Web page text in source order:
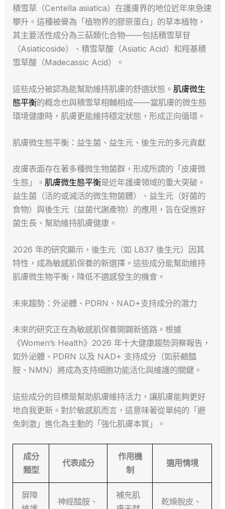
積雪草（Centella asiatica）在護膚界的地位近年來急速
攀升。這種被譽為「植物界的膠原蛋白」的草本植物，
其主要活性成分為三萜類化合物——包括積雪草苷
（Asiaticoside）、積雪草酸（Asiatic Acid）和羥基積
雪草酸（Madecassic Acid）。
這些成分被認為能幫助維持肌膚的舒適狀態。 肌膚微生
態平衡的概念也與積雪草相輔相成——當肌膚的微生態
環境健康時，肌膚更能維持穩定狀態，形成正向循環。
肌膚微生態平衡：益生菌、益生元、後生元的多元貢獻
皮膚表面存在著多種微生物菌群，形成所謂的「皮膚微
生態」。 肌膚微生態平衡是近年護膚領域的重大突破。
益生菌（活的或滅活的微生物菌體）、益生元（好菌的
食物）與後生元（益菌代謝產物）的應用，旨在促進好
菌生長、幫助維持肌膚健康。
2026 年的研究顯示，後生元（如 LB37 後生元）因其
特性，成為敏感肌保養的新選擇。這些成分能幫助維持
肌膚微生物平衡，降低不適感發生的機會。
未來趨勢：外泌體、PDRN、NAD+支持成分的潛力
未來的研究正在為敏感肌保養開闢新道路。根據
《Women’s Health》2026 年十大健康趨勢洞察報告，
如外泌體、PDRN 以及 NAD+ 支持成分（如菸鹼醯
胺、NMN）將成為支持細胞功能活化與維護的關鍵。
這些成分的目標是幫助肌膚維持活力，讓肌膚能夠更好
地自我更新。對於敏感肌而言，這意味著從單純的「避
免刺激」進化為主動的「強化肌膚本質」。
成分
類型
代表成分
作用機
制
適用情境
屏障
神經醯胺、
補充肌
乾燥脫皮、